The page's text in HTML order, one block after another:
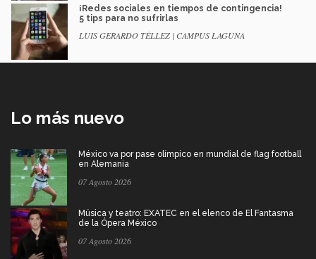
¡Redes sociales en tiempos de contingencia!
5 tips para no sufrirlas
LUIS GERARDO TÉLLEZ | CAMPUS LAGUNA
Lo más nuevo
México va por pase olímpico en mundial de flag football
en Alemania
07 Agosto 2026
Música y teatro: EXATEC en el elenco de El Fantasma
de la Ópera México
07 Agosto 2026